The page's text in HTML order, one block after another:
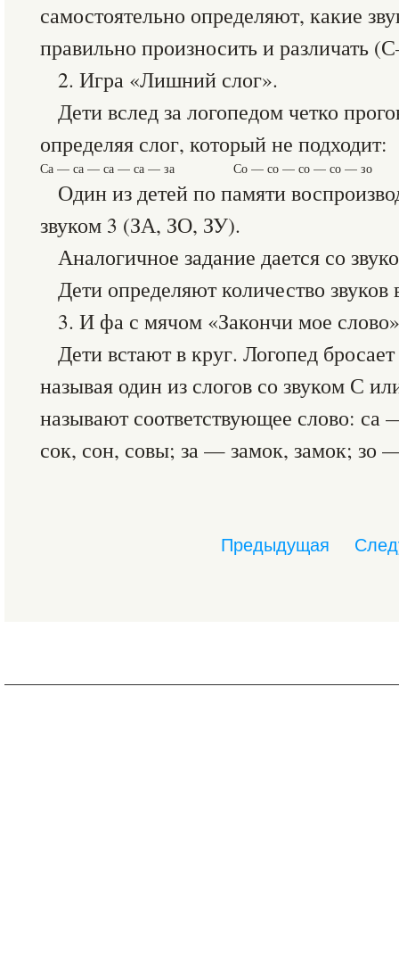
самостоятельно определяют, какие
правильно произносить и различать
2. Игра «Лишний слог».
Дети вслед за логопедом четко
определяя слог, который не подходит:
Са — са — са — са — за Со — со — со — со — зо
Один из детей по памяти
звуком 3 (ЗА, ЗО, ЗУ).
Аналогичное задание дается со
Дети определяют количество звуков
3. И фа с мячом «Закончи мое
Дети встают в круг. Логопед
называя один из слогов со звуком С
называют соответствующее слово:
сок, сон, совы; за — замок, замок; зо
Предыдущая